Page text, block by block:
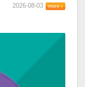
2026-08-03